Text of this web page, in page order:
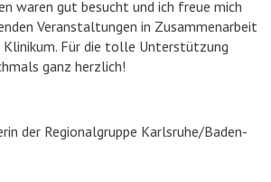
waren gut besucht und ich freue mich
Veranstaltungen in Zusammenarbeit
Für die tolle Unterstützung
ganz herzlich!
der Regionalgruppe Karlsruhe/Baden-